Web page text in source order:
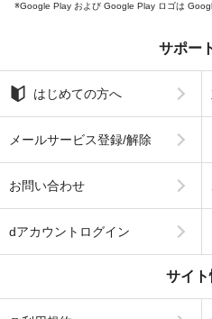
Google Play および Google Play ロゴは
サポー
はじめての方へ
メールサービス登録/解除
お問い合わせ
dアカウントログイン
サイト